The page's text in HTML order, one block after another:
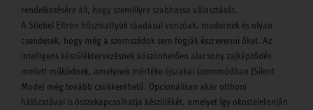
rendelkezésére áll, hogy személyre szabhassa választását.
A Stiebel Eltron hőszivattyúk ráadásul vonzóak, modernek és olyan
csendesek, hogy még a szomszédok sem fogják észrevenni őket. Az
intelligens készüléktervezésnek köszönhetően alacsony zajképződés
mellett működnek, amelynek mértéke éjszakai üzemmódban (Silent
Mode) még tovább csökkenthető. Opcionálisan akár otthoni
hálózatával is összekapcsolhatja készülékét, amelyet így okostelefonján